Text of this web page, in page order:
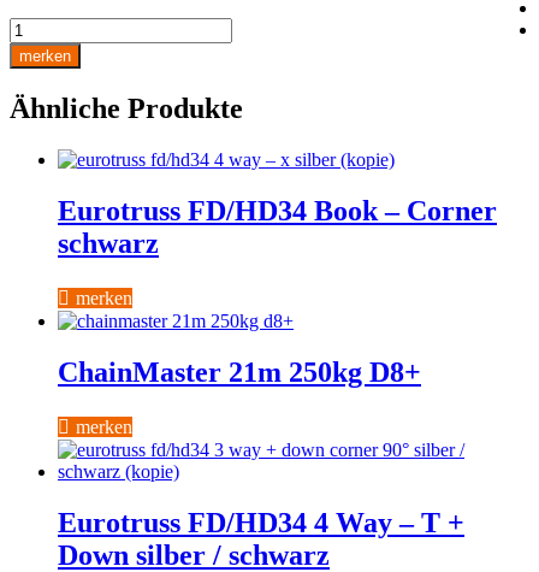
Eurotruss
FD33
2,50m
schwarz
Menge
merken
Ähnliche Produkte
Eurotruss FD/HD34 Book – Corner
schwarz
merken
ChainMaster 21m 250kg D8+
merken
Eurotruss FD/HD34 4 Way – T +
Down silber / schwarz